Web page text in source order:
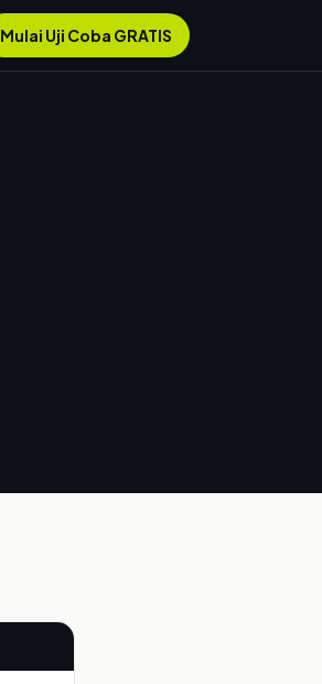
Mulai Uji Coba GRATIS